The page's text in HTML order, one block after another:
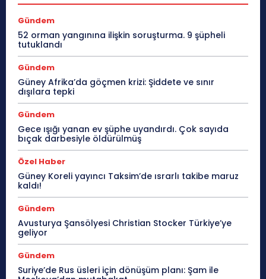
Gündem
52 orman yangınına ilişkin soruşturma. 9 şüpheli
tutuklandı
Gündem
Güney Afrika’da göçmen krizi: Şiddete ve sınır
dışılara tepki
Gündem
Gece ışığı yanan ev şüphe uyandırdı. Çok sayıda
bıçak darbesiyle öldürülmüş
Özel Haber
Güney Koreli yayıncı Taksim’de ısrarlı takibe maruz
kaldı!
Gündem
Avusturya Şansölyesi Christian Stocker Türkiye’ye
geliyor
Gündem
Suriye’de Rus üsleri için dönüşüm planı: Şam ile